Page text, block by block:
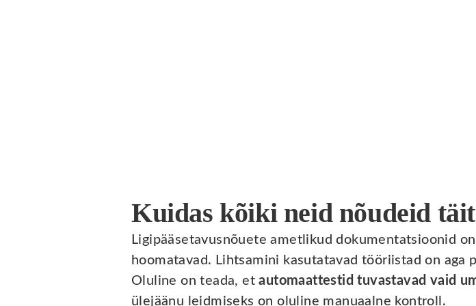
Kuidas kõiki neid nõudeid
Ligipääsetavusnõuete ametlikud dokumentatsioonid
hoomatavad. Lihtsamini kasutatavad tööriistad on aga
Oluline on teada, etautomaattestid tuvastavad vaid
ülejäänu leidmiseks on oluline manuaalne kontroll.